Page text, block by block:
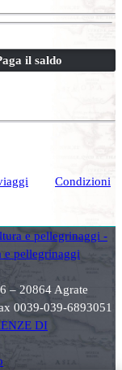
il saldo
Condizioni
– 20864 Agrate
0039-039-6893051
DI